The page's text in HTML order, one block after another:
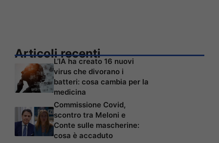
Articoli recenti
L’IA ha creato 16 nuovi
virus che divorano i
batteri: cosa cambia per la
medicina
Commissione Covid,
scontro tra Meloni e
Conte sulle mascherine:
cosa è accaduto